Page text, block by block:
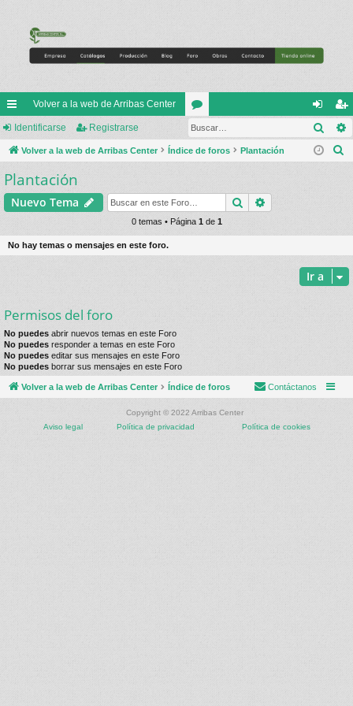
nl
ac
es
rá
do
Volver a la web de Arribas Center
or
os
de
nti
eg
ist
Identificarse Registrarse
Volver a la web de Arribas Center Índice de foros Plantación
r
Plantación
Nuevo Tema Buscar
0 temas • Página 1de 1
No hay temas o mensajes en este foro.
Ir a
Permisos del foro
No puedes abrir nuevos temas en este Foro
No puedes responder a temas en este Foro
No puedes editar sus mensajes en este Foro
No puedes borrar sus mensajes en este Foro
Volver a la web de Arribas Center Índice de foros Contáctanos
Copyright © 2022 Arribas Center
Aviso legal
Política de privacidad Política de cookies